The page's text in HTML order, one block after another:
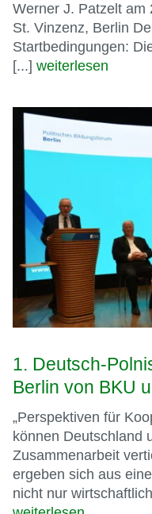
Werner J. Patzelt am
St. Vinzenz, Berlin
Startbedingungen:
[...] weiterlesen
1. Deutsch-
Berlin von BKU
„Perspektiven für
können Deutschland
Zusammenarbeit
ergeben sich aus
nicht nur